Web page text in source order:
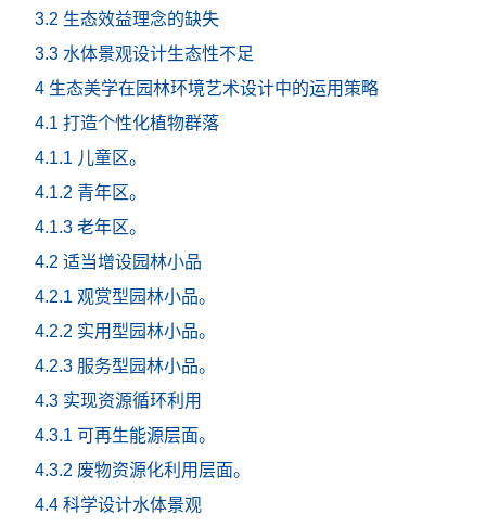
3.2 生态效益理念的缺失
3.3 水体景观设计生态性不足
4 生态美学在园林环境艺术设计中的运用策略
4.1 打造个性化植物群落
4.1.1 儿童区。
4.1.2 青年区。
4.1.3 老年区。
4.2 适当增设园林小品
4.2.1 观赏型园林小品。
4.2.2 实用型园林小品。
4.2.3 服务型园林小品。
4.3 实现资源循环利用
4.3.1 可再生能源层面。
4.3.2 废物资源化利用层面。
4.4 科学设计水体景观